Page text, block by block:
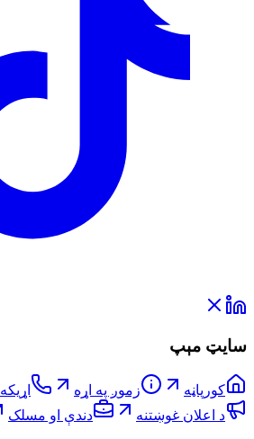
سایټ مېپ
کورپاڼه زموږ په اړه اړیکه
د اعلان غوښتنه
دندې او مسلک